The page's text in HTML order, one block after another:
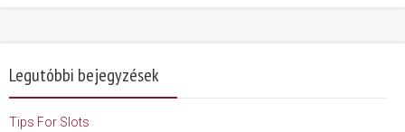
Legutóbbi bejegyzések
Tips For Slots